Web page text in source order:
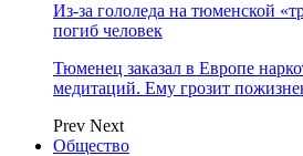
Из-за гололеда на тюменской
погиб человек
Тюменец заказал в Европе
медитаций. Ему грозит
Prev Next
Общество